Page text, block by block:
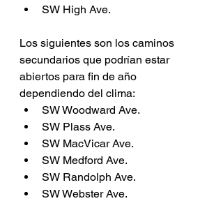
SW High Ave.
Los siguientes son los caminos
secundarios que podrían estar
abiertos para fin de año
dependiendo del clima:
SW Woodward Ave.
SW Plass Ave.
SW MacVicar Ave.
SW Medford Ave.
SW Randolph Ave.
SW Webster Ave.